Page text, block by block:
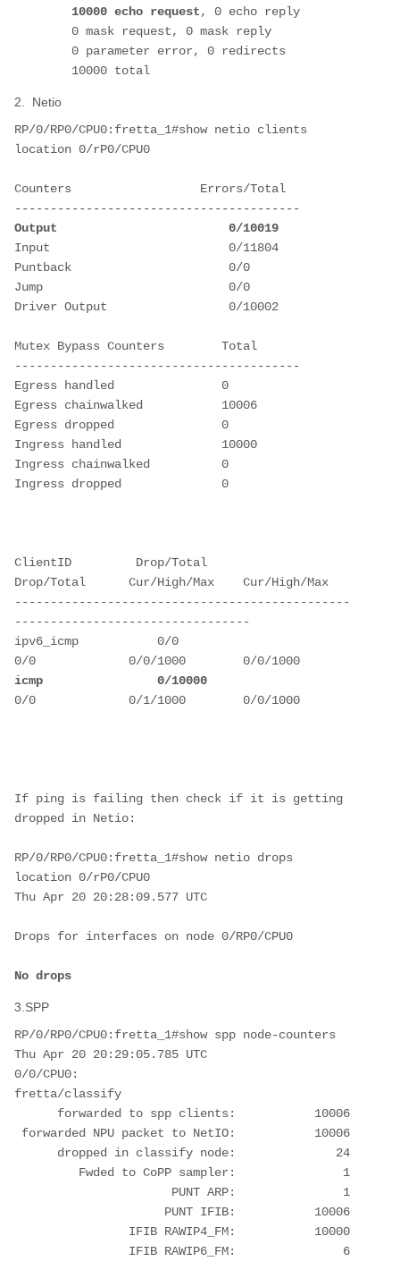
10000 echo request, 0 echo reply
0 mask request, 0 mask reply
0 parameter error, 0 redirects
10000 total
2. Netio
RP/0/RP0/CPU0:fretta_1#show netio clients
location 0/rP0/CPU0
Counters                  Errors/Total
----------------------------------------
Output                        0/10019
Input                         0/11804
Puntback                      0/0
Jump                          0/0
Driver Output                 0/10002
Mutex Bypass Counters        Total
----------------------------------------
Egress handled               0
Egress chainwalked           10006
Egress dropped               0
Ingress handled              10000
Ingress chainwalked          0
Ingress dropped              0
ClientID         Drop/Total
Drop/Total      Cur/High/Max    Cur/High/Max
-----------------------------------------------
---------------------------------
ipv6_icmp           0/0
0/0             0/0/1000        0/0/1000
icmp                0/10000
0/0             0/1/1000        0/0/1000
If ping is failing then check if it is getting
dropped in Netio:
RP/0/RP0/CPU0:fretta_1#show netio drops
location 0/rP0/CPU0
Thu Apr 20 20:28:09.577 UTC
Drops for interfaces on node 0/RP0/CPU0
No drops
3.SPP
RP/0/RP0/CPU0:fretta_1#show spp node-counters
Thu Apr 20 20:29:05.785 UTC
0/0/CPU0:
fretta/classify
forwarded to spp clients:           10006
forwarded NPU packet to NetIO:           10006
dropped in classify node:              24
Fwded to CoPP sampler:               1
PUNT ARP:               1
PUNT IFIB:           10006
IFIB RAWIP4_FM:           10000
IFIB RAWIP6_FM:               6